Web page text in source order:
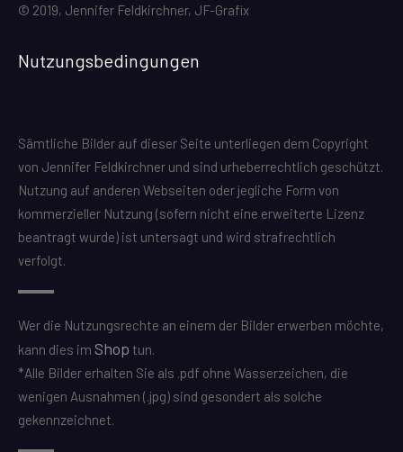
© 2019, Jennifer Feldkirchner, JF-Grafix
Nutzungsbedingungen
Sämtliche Bilder auf dieser Seite unterliegen dem Copyright
von Jennifer Feldkirchner und sind urheberrechtlich geschützt.
Nutzung auf anderen Webseiten oder jegliche Form von
kommerzieller Nutzung (sofern nicht eine erweiterte Lizenz
beantragt wurde) ist untersagt und wird strafrechtlich
verfolgt.
Wer die Nutzungsrechte an einem der Bilder erwerben möchte,
kann dies im Shop tun.
*Alle Bilder erhalten Sie als .pdf ohne Wasserzeichen, die
wenigen Ausnahmen (.jpg) sind gesondert als solche
gekennzeichnet.